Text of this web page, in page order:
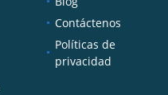
Contáctenos
Políticas de
privacidad